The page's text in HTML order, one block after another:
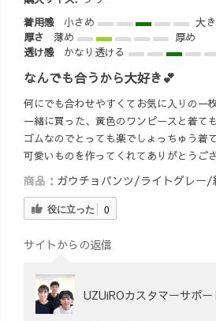
着用感
小さめ
大
厚さ
薄め
厚め
透け感
かなり透ける
なんでも合うから大好き💕
何にでも合わせやすくてお気に入りの一
一緒に買った、黄色のワンピースと着て
ゴムなのでとっても楽でしょっちゅう着
可愛いものを作ってくれてありがとう
商品： ガウチョパンツ/ライトグレー/
役に立った 0
サイトからの返信
UZUiROカスタマーサポー